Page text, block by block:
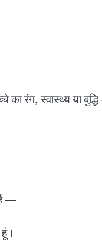
का रंग, स्वास्थ्य या
—